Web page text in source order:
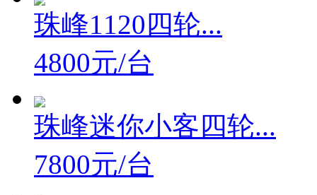
珠峰1120四轮...
4800元/台
珠峰迷你小客四轮...
7800元/台